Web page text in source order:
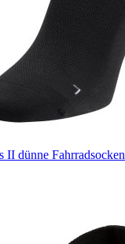
II dünne Fahrradsocken